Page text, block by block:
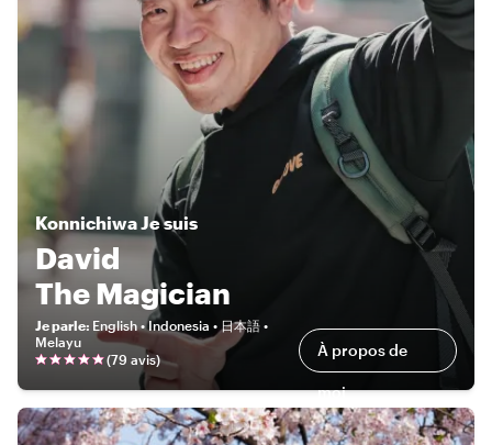
KonnichiwaJe suis
David
The Magician
Je parle: English • Indonesia • 日本語 •
Melayu
(79 avis) À propos de
moi